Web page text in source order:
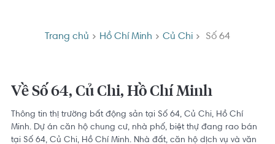
Trang chủ Hồ Chí Minh Củ Chi Số 64
Về Số 64, Củ Chi, Hồ Chí Minh
Thông tin thị trường bất động sản tại Số 64, Củ Chi, Hồ Chí
Minh. Dự án căn hộ chung cư, nhà phố, biệt thự đang rao bán
tại Số 64, Củ Chi, Hồ Chí Minh. Nhà đất, căn hộ dịch vụ và văn